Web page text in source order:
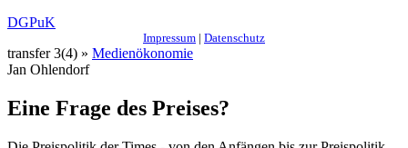
DGPuK
Impressum | Datenschutz
transfer 3(4) » Medienökonomie
Jan Ohlendorf
Eine Frage des Preises?